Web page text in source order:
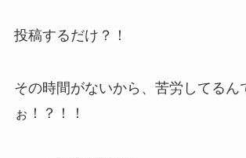
投稿するだけ？！
その時間がないから、苦労してるん
ぉ！？！！